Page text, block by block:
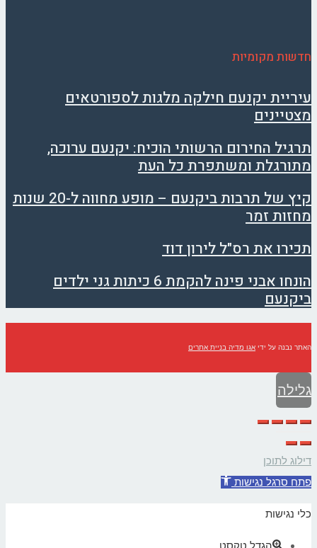
חדשות מקומיות
עיריית יקנעם חילקה מלגות לספורטאים
מצטיינים
תרגיל החירום הרשותי הוכיח: יקנעם ערוכה,
מתורגלת ומשתפרת כל העת
קיץ של תרבות ביקנעם – מופע מחווה ל-20 שנות
מחזות זמר
תכירו את רס"ל לירון דוד
הונחו אבני פינה להקמת 6 כיתות גני ילדים
ביקנעם
האתר נבנה על ידי אגו מדיה בניית אתרים
גלילה
לראש
העמוד
דילוג לתוכן
פתח סרגל נגישות
כלי נגישות